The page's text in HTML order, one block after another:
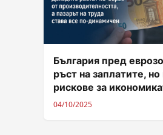
България пред
ръст на заплатите, но
рискове за
04/10/2025